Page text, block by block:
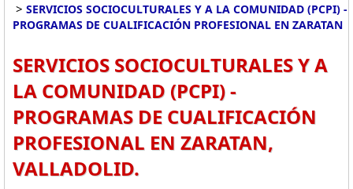
> SERVICIOS SOCIOCULTURALES Y A LA COMUNIDAD (PCPI) -
PROGRAMAS DE CUALIFICACIÓN PROFESIONAL EN ZARATAN
SERVICIOS SOCIOCULTURALES Y A
LA COMUNIDAD (PCPI) -
PROGRAMAS DE CUALIFICACIÓN
PROFESIONAL EN ZARATAN,
VALLADOLID.